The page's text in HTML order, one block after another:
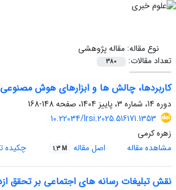
نوع مقاله:مقاله پژوهشی
تعداد مقالات:
380
کاربردها، چالش ‏ها و ابزارهای هوش
دوره 14، شماره 3، پاییز 1404، صفحه
148-168
10.22034/lrsi.2025.516171.1353
زهره کرمی
مشاهده مقاله
اصل مقاله 1.3 M چکیده
نقش تبلیغات رسانه های اجتماعی بر تحقق